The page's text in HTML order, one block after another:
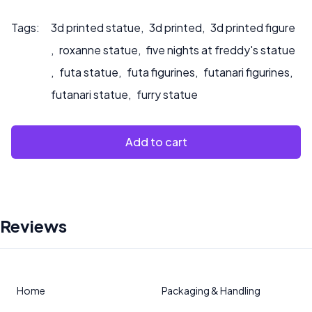
Tags: 3d printed statue, 3d printed, 3d printed figure
, roxanne statue, five nights at freddy's statue
, futa statue, futa figurines, futanari figurines,
futanari statue, furry statue
Add to cart
Reviews
Home Packaging & Handling